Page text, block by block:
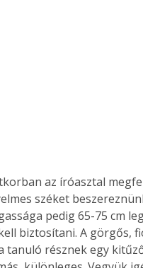
az íróasztal
széket
pedig 65-75 cm
biztosítani. A görgős,
tanuló résznek egy